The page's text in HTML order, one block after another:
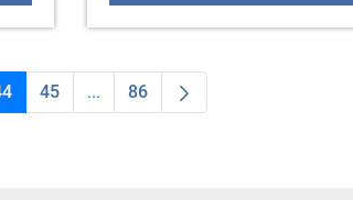
Pages Use TAB to navigate.
OrrialdeaOrrialdea
45 ...Intermediate Pages Use TAB to
Orrialdea
86